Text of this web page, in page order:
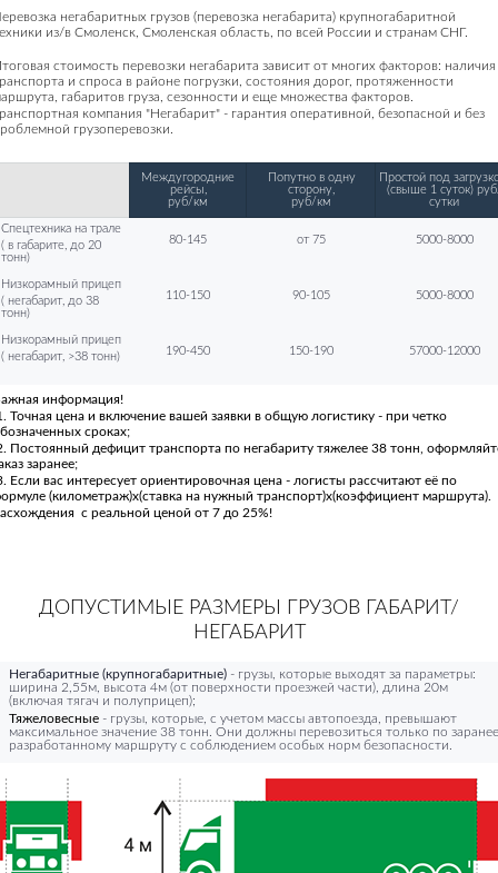
негабаритных грузов (перевозка негабарита) крупногабаритной
из/в Смоленск, Смоленская область, по всей России и странам СНГ.
стоимость перевозки негабарита зависит от многих факторов: наличия
и спроса в районе погрузки, состояния дорог, протяженности
габаритов груза, сезонности и еще множества факторов.
компания "Негабарит" - гарантия оперативной, безопасной и без
грузоперевозки.
Междугородние
рейсы,
руб/км
Попутно в одну
сторону,
руб/км
Простой под
(свыше 1 суток)
сутки
Спецтехника на трале
( в габарите, до 20
тонн)
80-145 от 75 5000-8000
Низкорамный прицеп
( негабарит, до 38
тонн)
110-150 90-105 5000-8000
Низкорамный прицеп
( негабарит, >38 тонн)
190-450 150-190 57000-12000
информация!
Точная цена и включение вашей заявки в общую логистику - при четко
сроках;
Постоянный дефицит транспорта по негабариту тяжелее 38 тонн,
заранее;
Если вас интересует ориентировочная цена - логисты рассчитают её по
(километраж)х(ставка на нужный транспорт)х(коэффициент маршрута).
с реальной ценой от 7 до 25%!
ДОПУСТИМЫЕ РАЗМЕРЫ ГРУЗОВ ГАБАРИТ/
НЕГАБАРИТ
Негабаритные (крупногабаритные) - грузы, которые выходят за параметры:
ширина 2,55м, высота 4м (от поверхности проезжей части), длина 20м
(включая тягач и полуприцеп);
Тяжеловесные - грузы, которые, с учетом массы автопоезда, превышают
максимальное значение 38 тонн. Они должны перевозиться только по заранее
разработанному маршруту с соблюдением особых норм безопасности.